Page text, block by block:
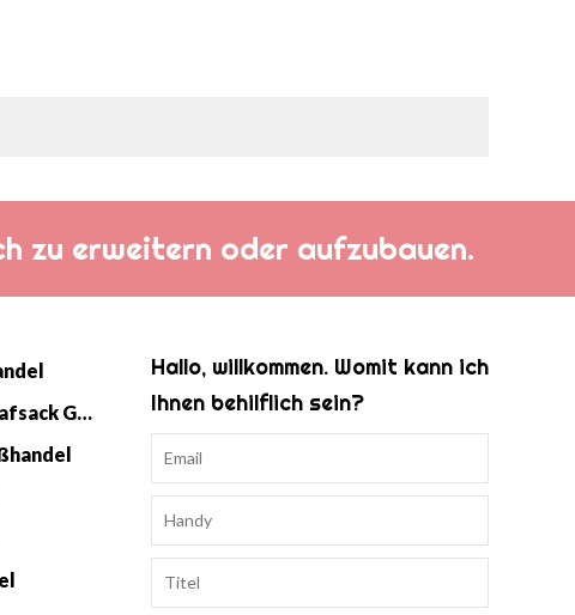
zu erweitern oder aufzubauen.
Baby Strick Swaddle Schlafsack Großhandel
Hallo, willkommen. Womit kann ich
Ihnen behilflich sein?